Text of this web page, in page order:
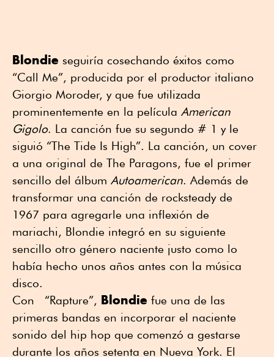
Blondie seguiría cosechando éxitos como
“Call Me”, producida por el productor italiano
Giorgio Moroder, y que fue utilizada
prominentemente en la película American
Gigolo. La canción fue su segundo # 1 y le
siguió “The Tide Is High”. La canción, un cover
a una original de The Paragons, fue el primer
sencillo del álbum Autoamerican. Además de
transformar una canción de rocksteady de
1967 para agregarle una inflexión de
mariachi, Blondie integró en su siguiente
sencillo otro género naciente justo como lo
había hecho unos años antes con la música
disco.
Con “Rapture”, Blondie fue una de las
primeras bandas en incorporar el naciente
sonido del hip hop que comenzó a gestarse
durante los años setenta en Nueva York. El